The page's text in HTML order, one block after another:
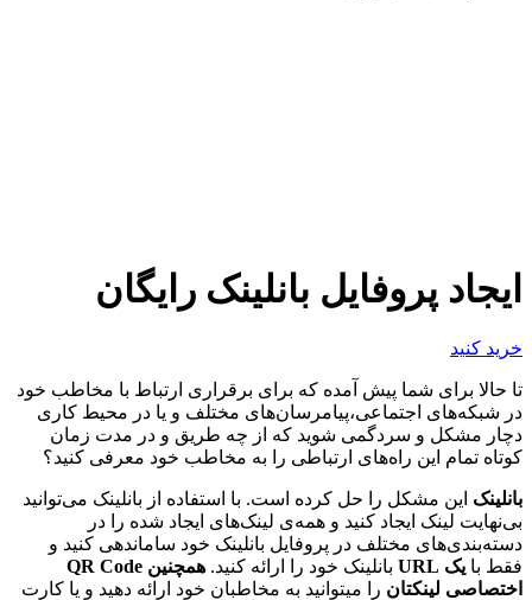
ایجاد پروفایل بانلینک رایگان
خرید کنید
تا حالا برای شما پیش آمده که برای برقراری ارتباط با مخاطب خود
در شبکه‌های اجتماعی،پیامرسان‌های مختلف و یا در محیط کاری
دچار مشکل و سردگمی شوید که از چه طریق و در مدت زمان
کوتاه تمام این راه‌های ارتباطی را به مخاطب خود معرفی کنید؟
بانلینک این مشکل را حل کرده است. با استفاده از بانلینک می‌توانید
بی‌نهایت لینک ایجاد کنید و همه‌ی لینک‌های ایجاد شده را در
دسته‌بندی‌های مختلف در پروفایل بانلینک خود ساماندهی کنید و
فقط با یک URL بانلینک خود را ارائه کنید.
همچنین QR Code
اختصاصی لینکتان را میتوانید به مخاطبان خود ارائه دهید و یا کارت